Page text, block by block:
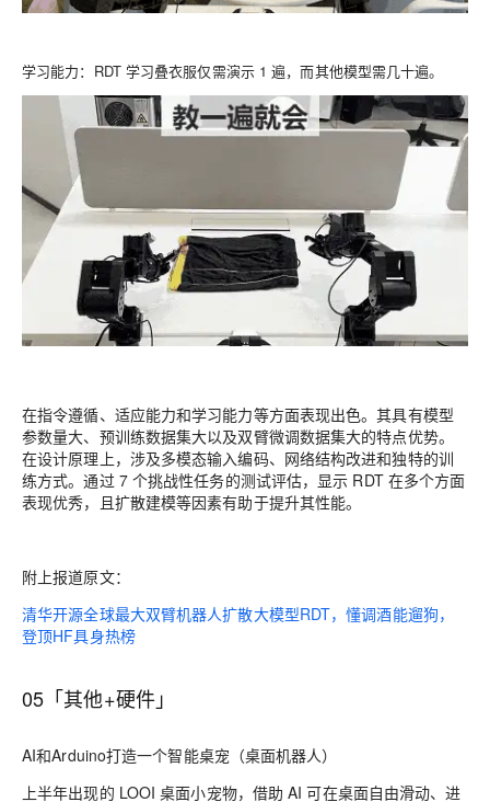
学习能力：RDT 学习叠衣服仅需演示 1 遍，而其他模型需几十遍。
在指令遵循、适应能力和学习能力等方面表现出色。其具有模型
参数量大、预训练数据集大以及双臂微调数据集大的特点优势。
在设计原理上，涉及多模态输入编码、网络结构改进和独特的训
练方式。通过 7 个挑战性任务的测试评估，显示 RDT 在多个方面
表现优秀，且扩散建模等因素有助于提升其性能。
附上报道原文：
清华开源全球最大双臂机器人扩散大模型RDT，懂调酒能遛狗，
登顶HF具身热榜
05「其他+硬件」
AI和Arduino打造一个智能桌宠（桌面机器人）
上半年出现的 LOOI 桌面小宠物，借助 AI 可在桌面自由滑动、进